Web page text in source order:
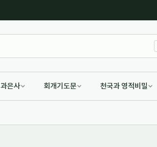
은사 회개기도문 천국과 영적비밀